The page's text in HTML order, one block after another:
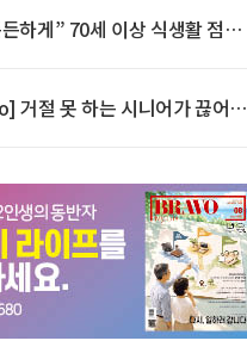
하게” 70세 이상 식생활 점수
거절 못 하는 시니어가 끊어야